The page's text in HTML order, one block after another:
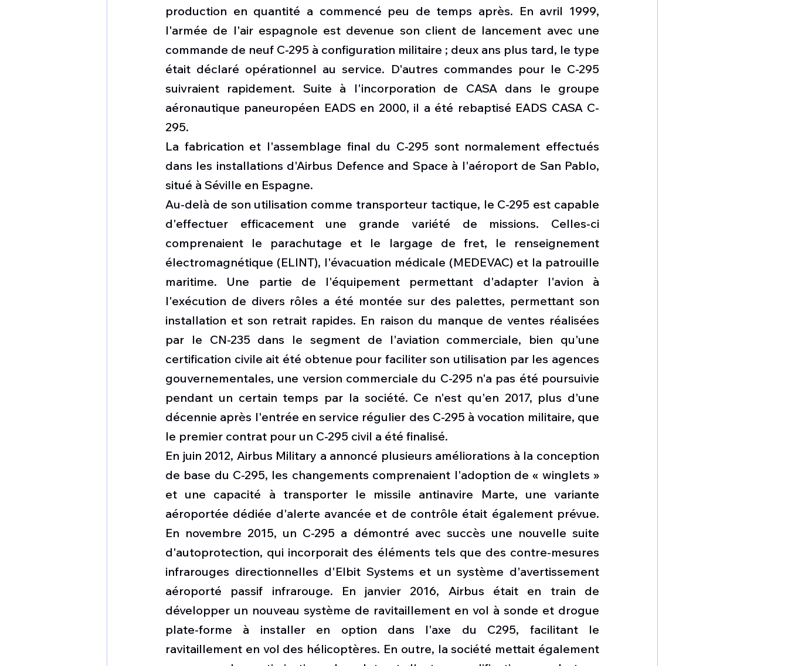
production en quantité a commencé peu de temps après. En avril 1999,
l'armée de l'air espagnole est devenue son client de lancement avec une
commande de neuf C-295 à configuration militaire ; deux ans plus tard, le type
était déclaré opérationnel au service. D'autres commandes pour le C-295
suivraient rapidement. Suite à l'incorporation de CASA dans le groupe
aéronautique paneuropéen EADS en 2000, il a été rebaptisé EADS CASA C-
295.
La fabrication et l'assemblage final du C-295 sont normalement effectués
dans les installations d'Airbus Defence and Space à l'aéroport de San Pablo,
situé à Séville en Espagne.
Au-delà de son utilisation comme transporteur tactique, le C-295 est capable
d'effectuer efficacement une grande variété de missions. Celles-ci
comprenaient le parachutage et le largage de fret, le renseignement
électromagnétique (ELINT), l'évacuation médicale (MEDEVAC) et la patrouille
maritime. Une partie de l'équipement permettant d'adapter l'avion à
l'exécution de divers rôles a été montée sur des palettes, permettant son
installation et son retrait rapides. En raison du manque de ventes réalisées
par le CN-235 dans le segment de l'aviation commerciale, bien qu'une
certification civile ait été obtenue pour faciliter son utilisation par les agences
gouvernementales, une version commerciale du C-295 n'a pas été poursuivie
pendant un certain temps par la société. Ce n'est qu'en 2017, plus d'une
décennie après l'entrée en service régulier des C-295 à vocation militaire, que
le premier contrat pour un C-295 civil a été finalisé.
En juin 2012, Airbus Military a annoncé plusieurs améliorations à la conception
de base du C-295, les changements comprenaient l'adoption de « winglets »
et une capacité à transporter le missile antinavire Marte, une variante
aéroportée dédiée d'alerte avancée et de contrôle était également prévue.
En novembre 2015, un C-295 a démontré avec succès une nouvelle suite
d'autoprotection, qui incorporait des éléments tels que des contre-mesures
infrarouges directionnelles d'Elbit Systems et un système d'avertissement
aéroporté passif infrarouge. En janvier 2016, Airbus était en train de
développer un nouveau système de ravitaillement en vol à sonde et drogue
plate-forme à installer en option dans l'axe du C295, facilitant le
ravitaillement en vol des hélicoptères. En outre, la société mettait également